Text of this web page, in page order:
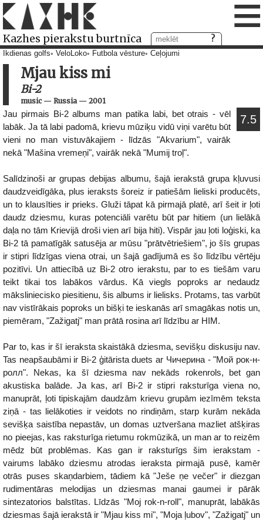
Kazhes pierakstu burtnīca ≡
Ikdienas golfs VeloLoko Futbola vēsture Ceļojumi
Mjau kiss mi
Bi-2
music— Russia— 2001
7.5
Jau pirmais Bi-2 albums man patika labi, bet otrais - vēl
labāk. Ja tā labi padomā, krievu mūziķu vidū viņi varētu būt
vieni no man vistuvākajiem - līdzās "Akvarium", vairāk
nekā "Mašina vremeņi", vairāk nekā "Mumij troļ".
Salīdzinoši ar grupas debijas albumu, šajā ierakstā grupa kļuvusi
daudzveidīgāka, plus ieraksts šoreiz ir patiešām lieliski producēts,
un to klausīties ir prieks. Gluži tāpat kā pirmajā platē, arī šeit ir ļoti
daudz dziesmu, kuras potenciāli varētu būt par hitiem (un lielākā
daļa no tām Krievijā droši vien arī bija hiti). Vispār jau ļoti loģiski, ka
Bi-2 tā pamatīgāk satusēja ar mūsu "prātvētriešiem", jo šīs grupas
ir stipri līdzīgas viena otrai, un šajā gadījumā es šo līdzību vērtēju
pozitīvi. Un attiecībā uz Bi-2 otro ierakstu, par to es tiešām varu
teikt tikai tos labākos vārdus. Kā viegls poproks ar nedaudz
māksliniecisko piesitienu, šis albums ir lielisks. Protams, tas varbūt
nav vistīrākais poproks un bišķi te ieskanās arī smagākas notis un,
piemēram, "Zažigatj" man prātā rosina arī līdzību ar HIM.
Par to, kas ir šī ieraksta skaistākā dziesma, sevišķu diskusiju nav.
Tas neapšaubāmi ir Bi-2 ģitārista duets ar Чичерина - "Мой рок-н-
ролл". Nekas, ka šī dziesma nav nekāds rokenrols, bet gan
akustiska balāde. Ja kas, arī Bi-2 ir stipri raksturīga viena no,
manuprāt, ļoti tipiskajām daudzām krievu grupām iezīmēm teksta
ziņā - tas lielākoties ir veidots no rindiņām, starp kurām nekāda
sevišķa saistība nepastāv, un domas uztveršana mazliet atšķiras
no pieejas, kas raksturīga rietumu rokmūzikā, un man ar to reizēm
mēdz būt problēmas. Kas gan ir raksturīgs šim ierakstam -
vairums labāko dziesmu atrodas ieraksta pirmajā pusē, kamēr
otrās puses skaņdarbiem, tādiem kā "Ješe ņe večer" ir diezgan
rudimentāras melodijas un dziesmas manai gaumei ir pārāk
sintezatorios balstītas. Līdzās "Moj rok-n-roll", manuprāt, labākās
dziesmas šajā ierakstā ir "Mjau kiss mi", "Moja ļubov", "Zažigatj" un